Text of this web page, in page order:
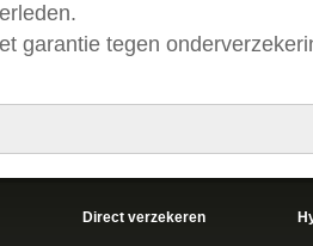
garantie tegen
Direct verzekeren